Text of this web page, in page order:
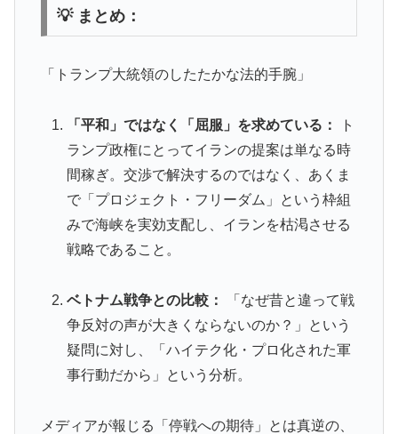
💡 まとめ：
「トランプ大統領のしたたかな法的手腕」
「平和」ではなく「屈服」を求めている：
ト
ランプ政権にとってイランの提案は単なる時
間稼ぎ。交渉で解決するのではなく、あくま
で「プロジェクト・フリーダム」という枠組
みで海峡を実効支配し、イランを枯渇させる
戦略であること。
ベトナム戦争との比較：
「なぜ昔と違って戦
争反対の声が大きくならないのか？」という
疑問に対し、「ハイテク化・プロ化された軍
事行動だから」という分析。
メディアが報じる「停戦への期待」とは真逆の、